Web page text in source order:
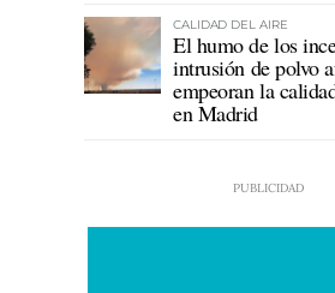
CALIDAD DEL AIRE
El humo de los
intrusión de polvo
empeoran la
en Madrid